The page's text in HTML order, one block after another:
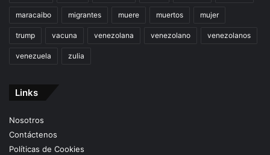
maracaibo migrantes muere muertos mujer
trump vacuna venezolana venezolano venezolanos
venezuela zulia
Links
Nosotros
Contáctenos
Políticas de Cookies